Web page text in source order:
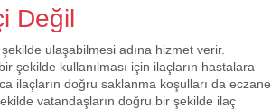
Değil
ulaşabilmesi adına hizmet verir.
şekilde kullanılması için ilaçların hastalara
ilaçların doğru saklanma koşulları da eczane
vatandaşların doğru bir şekilde ilaç